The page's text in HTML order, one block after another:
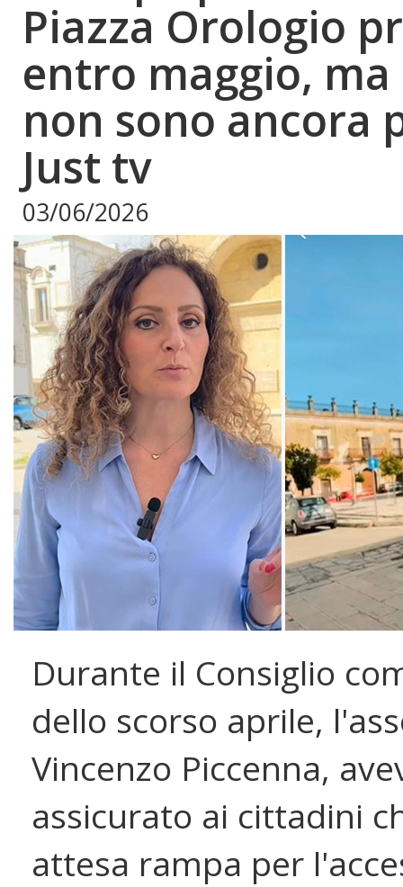
Piazza Orologio
entro maggio,
non sono ancora
Just tv
03/06/2026
Durante il Consiglio
dello scorso aprile,
Vincenzo Piccenna,
assicurato ai cittadini
attesa rampa per